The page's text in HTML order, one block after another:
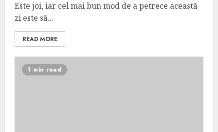
Este joi, iar cel mai bun mod de a petrece această
zi este să...
READ MORE
1 min read